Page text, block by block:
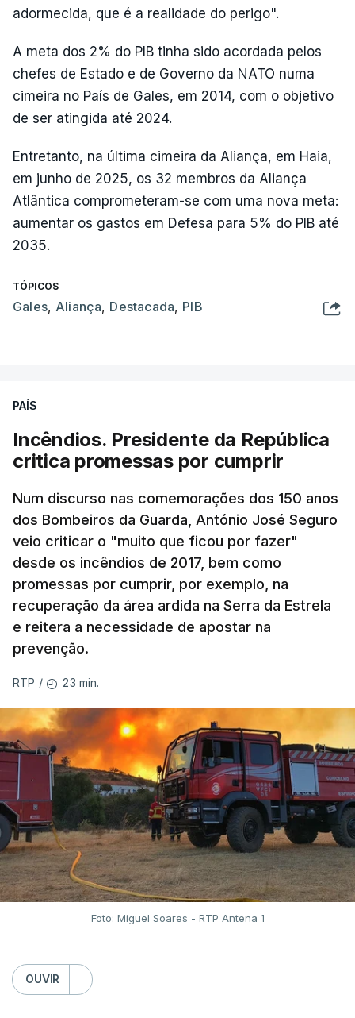
adormecida, que é a realidade do perigo".
A meta dos 2% do PIB tinha sido acordada pelos
chefes de Estado e de Governo da NATO numa
cimeira no País de Gales, em 2014, com o objetivo
de ser atingida até 2024.
Entretanto, na última cimeira da Aliança, em Haia,
em junho de 2025, os 32 membros da Aliança
Atlântica comprometeram-se com uma nova meta:
aumentar os gastos em Defesa para 5% do PIB até
2035.
TÓPICOS
Gales, Aliança, Destacada, PIB
PAÍS
Incêndios. Presidente da República
critica promessas por cumprir
Num discurso nas comemorações dos 150 anos
dos Bombeiros da Guarda, António José Seguro
veio criticar o "muito que ficou por fazer"
desde os incêndios de 2017, bem como
promessas por cumprir, por exemplo, na
recuperação da área ardida na Serra da Estrela
e reitera a necessidade de apostar na
prevenção.
RTP / 23 min.
Foto: Miguel Soares - RTP Antena 1
OUVIR